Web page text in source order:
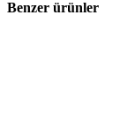
Benzer ürünler